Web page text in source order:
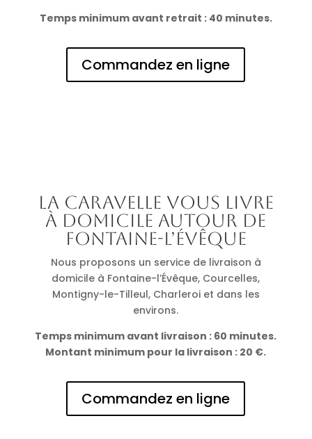
Temps minimum avant retrait : 40 minutes.
Commandez en ligne
La Caravelle vous livre
à domicile autour de
Fontaine-l’Évêque
Nous proposons un service de livraison à
domicile à Fontaine-l’Évêque, Courcelles,
Montigny-le-Tilleul, Charleroi et dans les
environs.
Temps minimum avant livraison : 60 minutes.
Montant minimum pour la livraison : 20 €.
Commandez en ligne